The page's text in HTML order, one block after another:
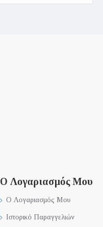
Ο Λογαριασμός Μου
Ο Λογαριασμός Μου
Ιστορικό Παραγγελιών